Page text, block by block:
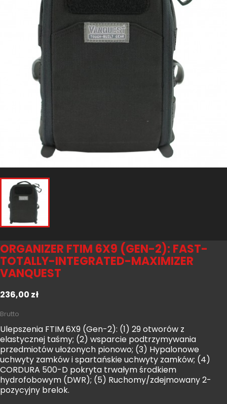
ORGANIZER FTIM 6X9 (GEN-2): FAST-
TOTALLY-INTEGRATED-MAXIMIZER
VANQUEST
236,00 zł
Brutto
Ulepszenia FTIM 6X9 (Gen-2): (1) 29 otworów z
elastycznej taśmy; (2) wsparcie podtrzymywania
przedmiotów ułożonych pionowo; (3) Hypalonowe
uchwyty zamków i spartańskie uchwyty zamków; (4)
CORDURA 500-D pokryta trwałym środkiem
hydrofobowym (DWR); (5) Ruchomy/zdejmowany 2-
pozycyjny brelok.